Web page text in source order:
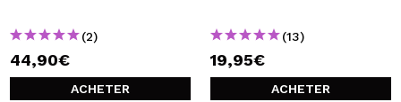
(2)
44,90€
ACHETER
(13)
19,95€
ACHETER